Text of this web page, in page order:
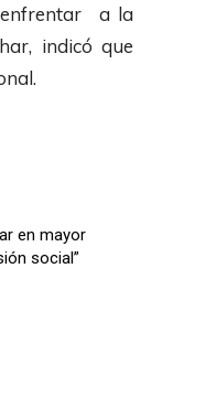
enfrentar a la
indicó que
en mayor
social”